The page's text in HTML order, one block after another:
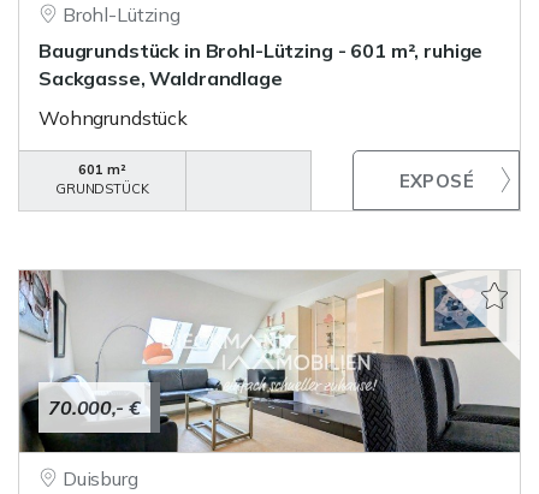
Brohl-Lützing
Baugrundstück in Brohl-Lützing - 601 m², ruhige
Sackgasse, Waldrandlage
Wohngrundstück
601 m²
GRUNDSTÜCK
70.000,- €
Duisburg